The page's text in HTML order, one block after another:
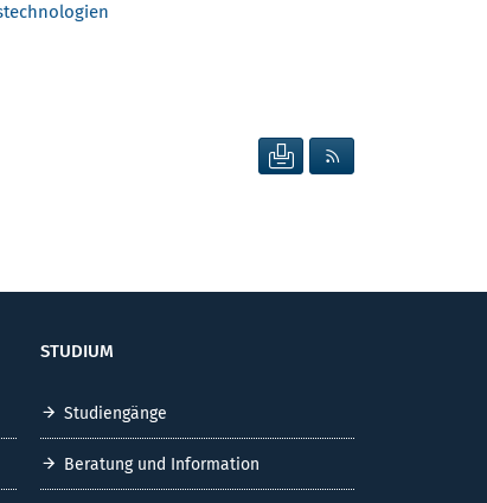
SEITE DRUCKEN
STUDIUM
Studiengänge
Beratung und Information